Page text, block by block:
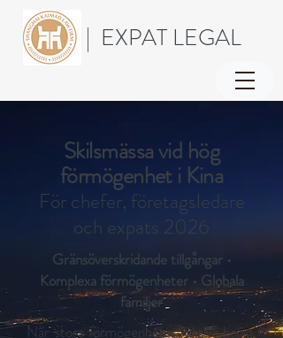
| EXPAT LEGAL
Skilsmässa vid hög
förmögenhet i Kina
För chefer, företagsledare
och expats 2026
Gränsöverskridande tillgångar •
Komplexa förmögenheter • Globala
familjer
När stora förmögenheter, aktiva bolag,